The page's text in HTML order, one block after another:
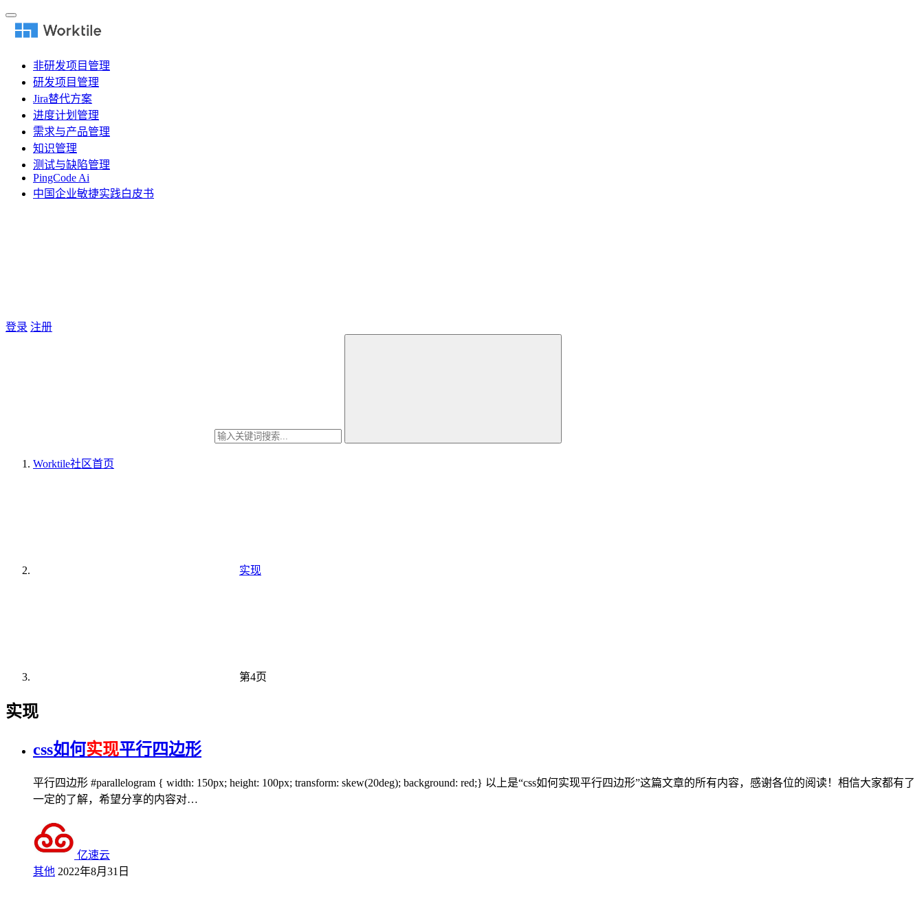
非研发项目管理
研发项目管理
Jira替代方案
进度计划管理
需求与产品管理
知识管理
测试与缺陷管理
PingCode Ai
中国企业敏捷实践白皮书
登录 注册
Worktile社区首页
实现
第4页
实现
css如何实现平行四边形
平行四边形 #parallelogram { width: 150px; height: 100px; transform: skew(20deg); background: red;} 以上是“css如何实现平行四边形”这篇文章的所有内容，感谢各位的阅读！相信大家都有了
一定的了解，希望分享的内容对…
亿速云
其他 2022年8月31日